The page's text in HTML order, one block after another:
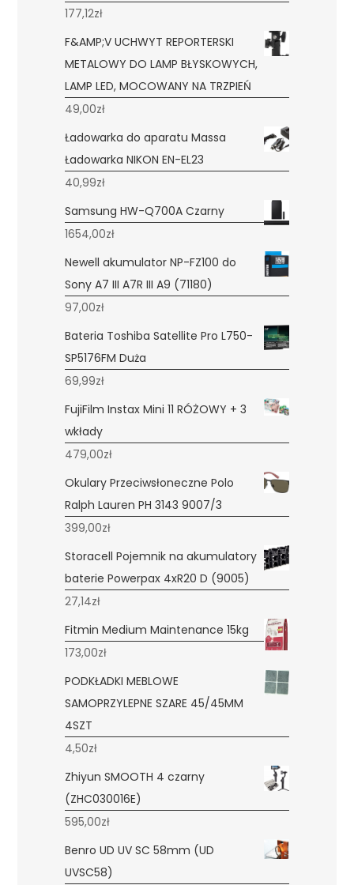
177,12zł
F&AMP;V UCHWYT REPORTERSKI
METALOWY DO LAMP BŁYSKOWYCH,
LAMP LED, MOCOWANY NA TRZPIEŃ
49,00zł
Ładowarka do aparatu Massa
Ładowarka NIKON EN-EL23
40,99zł
Samsung HW-Q700A Czarny
1654,00zł
Newell akumulator NP-FZ100 do
Sony A7 III A7R III A9 (71180)
97,00zł
Bateria Toshiba Satellite Pro L750-
SP5176FM Duża
69,99zł
FujiFilm Instax Mini 11 RÓŻOWY + 3
wkłady
479,00zł
Okulary Przeciwsłoneczne Polo
Ralph Lauren PH 3143 9007/3
399,00zł
Storacell Pojemnik na akumulatory
baterie Powerpax 4xR20 D (9005)
27,14zł
Fitmin Medium Maintenance 15kg
173,00zł
PODKŁADKI MEBLOWE
SAMOPRZYLEPNE SZARE 45/45MM
4SZT
4,50zł
Zhiyun SMOOTH 4 czarny
(ZHC030016E)
595,00zł
Benro UD UV SC 58mm (UD
UVSC58)